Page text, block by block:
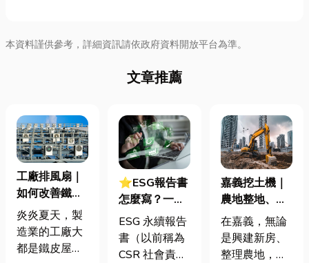
本資料謹供參考，詳細資訊請依政府資料開放平台為準。
文章推薦
工廠排風扇｜
如何改善鐵皮
屋頂廠房的溫
度
炎炎夏天，製
造業的工廠大
都是鐵皮屋
⭐ESG報告書
怎麼寫？一定
要上市櫃才寫
嗎？3步驟擺
脫綠色轉型焦
ESG 永續報告
書（以前稱為
CSR 社會責任
嘉義挖土機｜
農地整地、基
地開挖、土方
清運
在嘉義，無論
是興建新房、
整理農地，還